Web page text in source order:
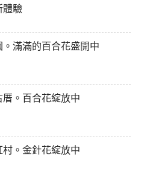
體驗
滿滿的百合花盛開中
。百合花綻放中
。金針花綻放中